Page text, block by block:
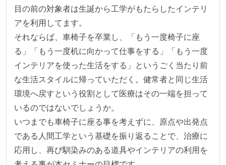
目の前の対象者は生誕から工学がもたらしたインテリ
アを利用してます。
それならば、車椅子を卒業し、「もう一度椅子に座
る」「もう一度机に向かって仕事をする」「もう一度
インテリアを使った生活をする」というごく当たり前
な生活スタイルに帰っていただく。健常者と同じ生活
環境へ戻すという役割として医療はその一端を担って
いるのではないでしょうか。
いつまでも車椅子に座る事を考えずに、原点や出発点
である人間工学という基礎を振り返ることで、治療に
応用し、再び馴染みのある道具やインテリアの利用を